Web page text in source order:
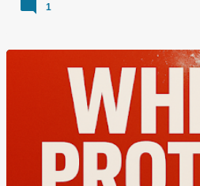
1